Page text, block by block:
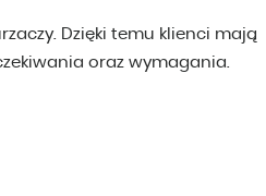
Dzięki temu klienci mają
oraz wymagania.